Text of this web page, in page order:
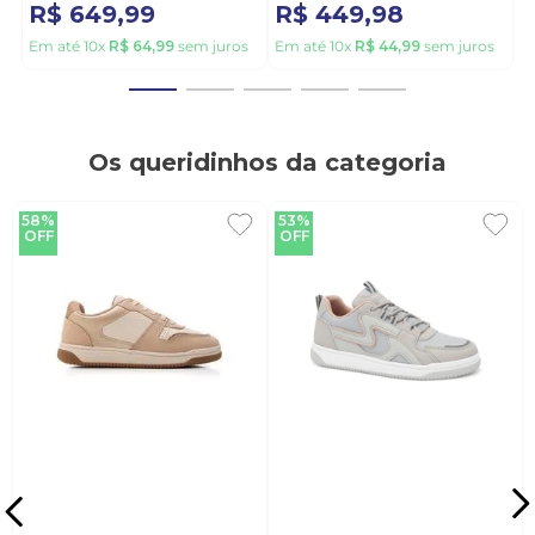
R$ 649,99
Em até 10x R$ 64,99 sem juros
R$ 449,98
Em até 10x R$ 44,99 sem juros
Os queridinhos da categoria
58%
OFF
53%
OFF